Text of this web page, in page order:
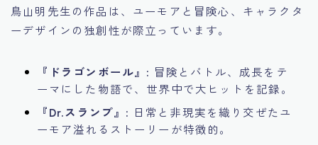
鳥山明先生の作品は、ユーモアと冒険心、キャラクタ
ーデザインの独創性が際立っています。
『ドラゴンボール』: 冒険とバトル、成長をテ
ーマにした物語で、世界中で大ヒットを記録。
『Dr.スランプ』: 日常と非現実を織り交ぜたユ
ーモア溢れるストーリーが特徴的。